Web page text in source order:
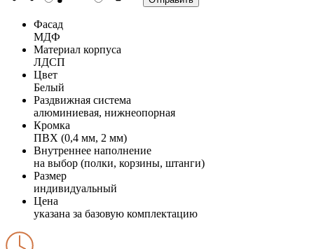
Фасад
МДФ
Материал корпуса
ЛДСП
Цвет
Белый
Раздвижная система
алюминиевая, нижнеопорная
Кромка
ПВХ (0,4 мм, 2 мм)
Внутреннее наполнение
на выбор (полки, корзины, штанги)
Размер
индивидуальный
Цена
указана за базовую комплектацию